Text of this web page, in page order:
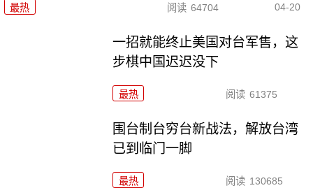
最热 阅读 64704 04-20
一招就能终止美国对台军售，这
步棋中国迟迟没下
最热 阅读 61375
围台制台穷台新战法，解放台湾
已到临门一脚
最热 阅读 130685